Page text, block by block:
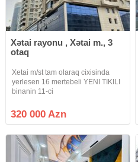
Xətai rayonu , Xətai m., 3
otaq
Xetai m/st tam olaraq cixisinda
yerlesen 16 mertebeli YENI TIKILI
binanin 11-ci
MAYAK) GENIS kvadratli QANUNI
3 otaqli menzil satilir binada qaz
MUQAVILE iledir lakin
320 000 Azn